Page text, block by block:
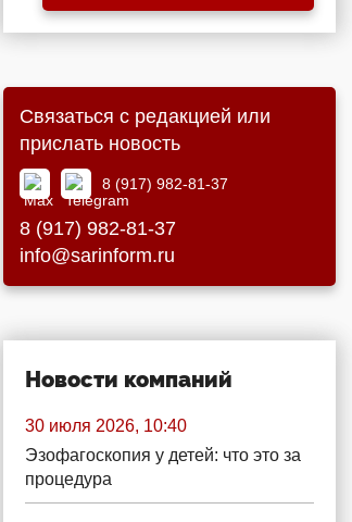
Связаться с редакцией или
прислать новость
8 (917) 982-81-37
8 (917) 982-81-37
info@sarinform.ru
Новости компаний
30 июля 2026, 10:40
Эзофагоскопия у детей: что это за
процедура